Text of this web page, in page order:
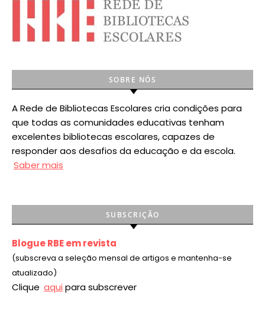
SOBRE NÓS
A Rede de Bibliotecas Escolares cria condições para
que todas as comunidades educativas tenham
excelentes bibliotecas escolares, capazes de
responder aos desafios da educação e da escola.
Saber mais
SUBSCRIÇÃO
Blogue RBE em revista
(subscreva a seleção mensal de artigos e mantenha-se
atualizado)
Clique aqui para subscrever